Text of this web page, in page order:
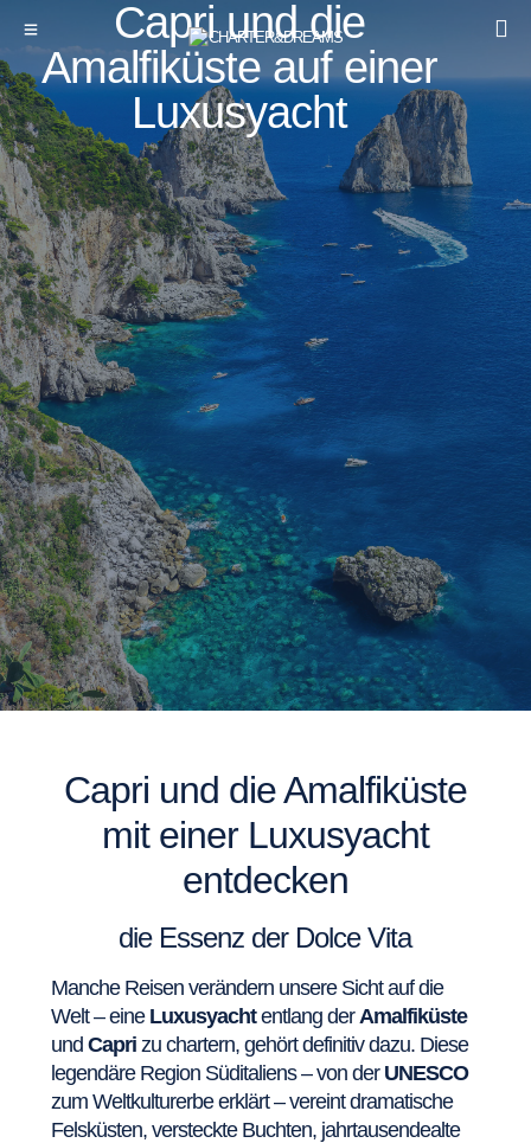
Capri und die
Amalfiküste auf einer
Luxusyacht
Capri und die Amalfiküste
mit einer Luxusyacht
entdecken
die Essenz der Dolce Vita
Manche Reisen verändern unsere Sicht auf die
Welt – eine Luxusyachtentlang derAmalfiküste
und Caprizu chartern, gehört definitiv dazu. Diese
legendäre Region Süditaliens – von der UNESCO
zum Weltkulturerbe erklärt – vereint dramatische
Felsküsten, versteckte Buchten, jahrtausendealte